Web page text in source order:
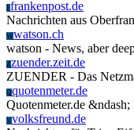
Ffrankenpost.de
Nachrichten aus
Wwatson.ch
watson - News, aber
Zzuender.zeit.de
ZUENDER - Das
Qquotenmeter.de
Quotenmeter.de
Vvolksfreund.de